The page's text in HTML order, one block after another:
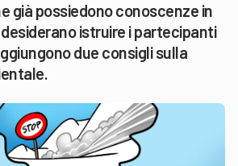
già possiedono conoscenze in
istruire i partecipanti
due consigli sulla